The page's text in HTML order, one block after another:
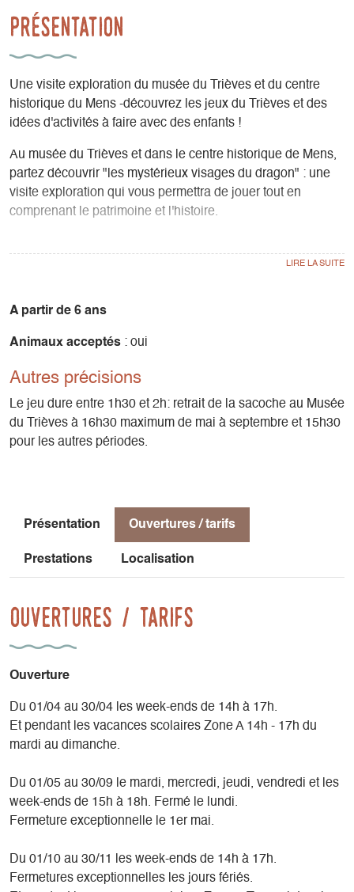
Présentation
Une visite exploration du musée du Trièves et du centre
historique du Mens -découvrez les jeux du Trièves et des
idées d'activités à faire avec des enfants !
Au musée du Trièves et dans le centre historique de Mens,
partez découvrir "les mystérieux visages du dragon" : une
visite exploration qui vous permettra de jouer tout en
comprenant le patrimoine et l'histoire.
horaires d'ouverture du musée.
- 2h. Départ au musée de Mens.
l'entrée au musée.
- Pour toute la famille.
A partir de 6 ans
Animaux acceptés : oui
Autres précisions
Le jeu dure entre 1h30 et 2h: retrait de la sacoche au Musée
du Trièves à 16h30 maximum de mai à septembre et 15h30
pour les autres périodes.
Présentation Ouvertures / tarifs
Prestations Localisation
Ouvertures / tarifs
Ouverture
Du 01/04 au 30/04 les week-ends de 14h à 17h.
Et pendant les vacances scolaires Zone A 14h - 17h du
mardi au dimanche.
Du 01/05 au 30/09 le mardi, mercredi, jeudi, vendredi et les
week-ends de 15h à 18h. Fermé le lundi.
Fermeture exceptionnelle le 1er mai.
Du 01/10 au 30/11 les week-ends de 14h à 17h.
Fermetures exceptionnelles les jours fériés.